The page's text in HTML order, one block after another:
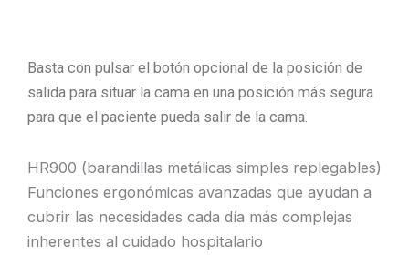
Basta con pulsar el botón opcional de la posición de
salida para situar la cama en una posición más segura
para que el paciente pueda salir de la cama.
HR900 (barandillas metálicas simples replegables)
Funciones ergonómicas avanzadas que ayudan a
cubrir las necesidades cada día más complejas
inherentes al cuidado hospitalario